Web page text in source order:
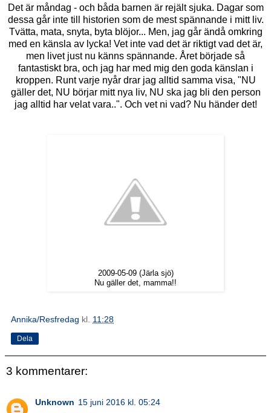
Det är måndag - och båda barnen är rejält sjuka. Dagar som
dessa går inte till historien som de mest spännande i mitt liv.
Tvätta, mata, snyta, byta blöjor... Men, jag går ändå omkring
med en känsla av lycka! Vet inte vad det är riktigt vad det är,
men livet just nu känns spännande. Året började så
fantastiskt bra, och jag har med mig den goda känslan i
kroppen. Runt varje nyår drar jag alltid samma visa, "NU
gäller det, NU börjar mitt nya liv, NU ska jag bli den person
jag alltid har velat vara..". Och vet ni vad? Nu händer det!
2009-05-09 (Järla sjö)
Nu gäller det, mamma!!
Annika/Resfredag kl. 11:28
Dela
3 kommentarer:
Unknown 15 juni 2016 kl. 05:24